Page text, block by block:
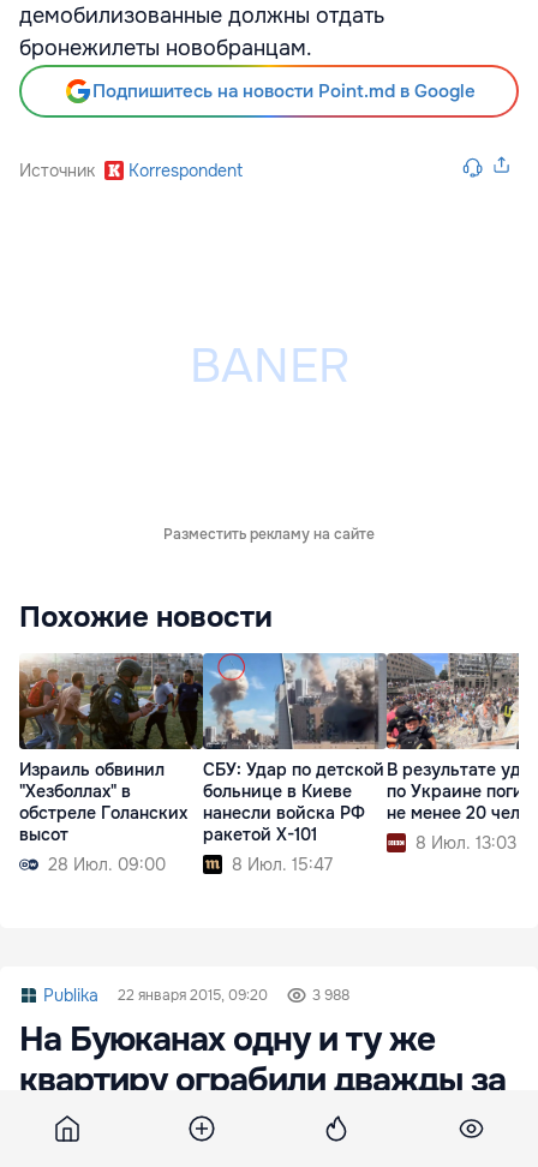
демобилизованные должны отдать
бронежилеты новобранцам.
Подпишитесь на новости Point.md в Google
Источник Korrespondent
Разместить рекламу на сайте
Похожие новости
Израиль обвинил
"Хезболлах" в
обстреле Голанских
высот
28 Июл. 09:00
СБУ: Удар по детской
больнице в Киеве
нанесли войска РФ
ракетой X-101
8 Июл. 15:47
В результате
по Украине
не менее 20
8 Июл. 13:03
Publika 22 января 2015, 09:20 3 988
На Буюканах одну и ту же
квартиру ограбили дважды за
шесть лет